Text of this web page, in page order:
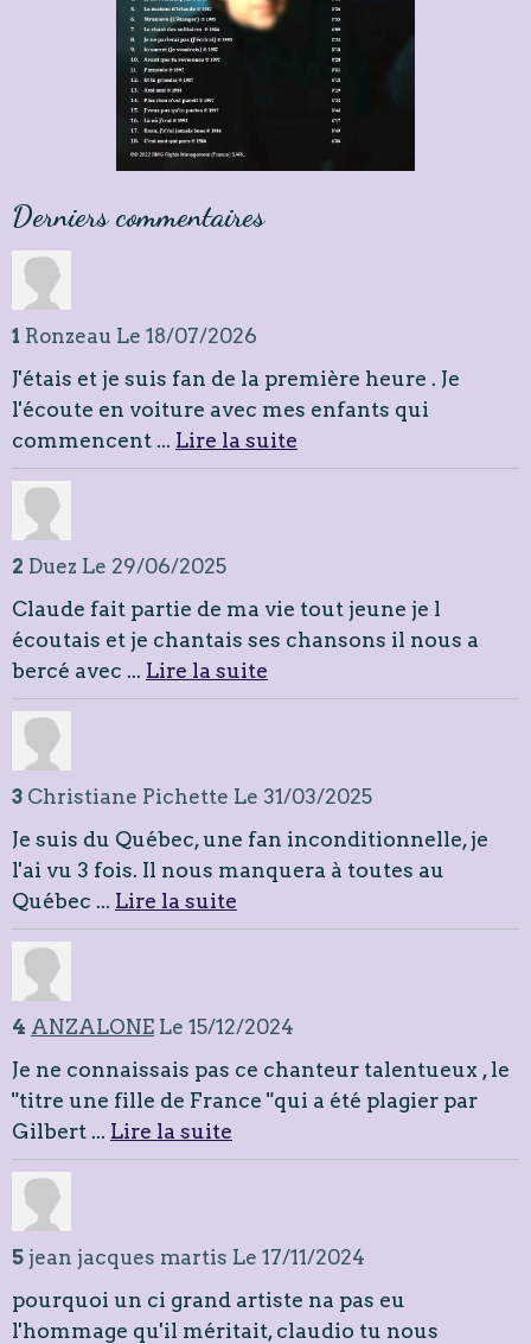
Derniers commentaires
1 Ronzeau Le 18/07/2026
J'étais et je suis fan de la première heure . Je
l'écoute en voiture avec mes enfants qui
commencent ... Lire la suite
2 Duez Le 29/06/2025
Claude fait partie de ma vie tout jeune je l
écoutais et je chantais ses chansons il nous a
bercé avec ... Lire la suite
3 Christiane Pichette Le 31/03/2025
Je suis du Québec, une fan inconditionnelle, je
l'ai vu 3 fois. Il nous manquera à toutes au
Québec ... Lire la suite
4 ANZALONE Le 15/12/2024
Je ne connaissais pas ce chanteur talentueux , le
"titre une fille de France "qui a été plagier par
Gilbert ... Lire la suite
5 jean jacques martis Le 17/11/2024
pourquoi un ci grand artiste na pas eu
l'hommage qu'il méritait, claudio tu nous